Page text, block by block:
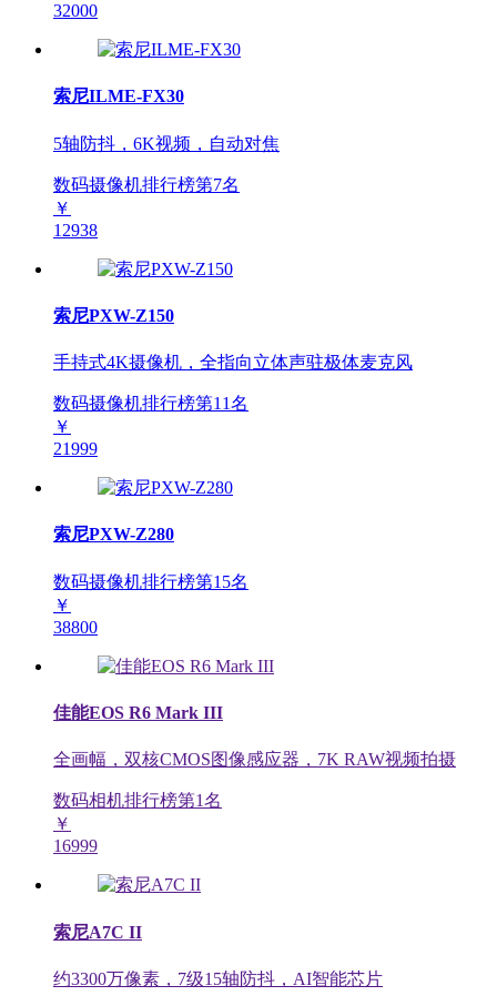
32000
索尼ILME-FX30
5轴防抖，6K视频，自动对焦
数码摄像机排行榜第7名
￥
12938
索尼PXW-Z150
手持式4K摄像机，全指向立体声驻极体麦克风
数码摄像机排行榜第11名
￥
21999
索尼PXW-Z280
数码摄像机排行榜第15名
￥
38800
佳能EOS R6 Mark III
全画幅，双核CMOS图像感应器，7K RAW视频拍摄
数码相机排行榜第1名
￥
16999
索尼A7C II
约3300万像素，7级15轴防抖，AI智能芯片